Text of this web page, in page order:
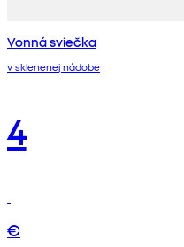
Vonná sviečka
v sklenenej nádobe
4
€